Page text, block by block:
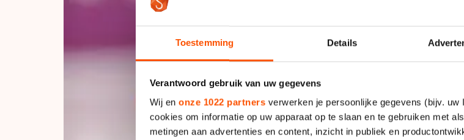
Toestemming Details
Verantwoord gebruik van uw gegevens
Wij en onze 1022 partners verwerken je persoonlijke gegevens (bijv.
cookies om informatie op uw apparaat op te slaan en te gebruiken met
metingen aan advertenties en content, inzicht in publiek en